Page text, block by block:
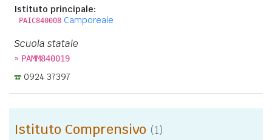
Istituto principale:
PAIC840008 Camporeale
Scuola statale
» PAMM840019
0924 37397
Istituto Comprensivo (1)